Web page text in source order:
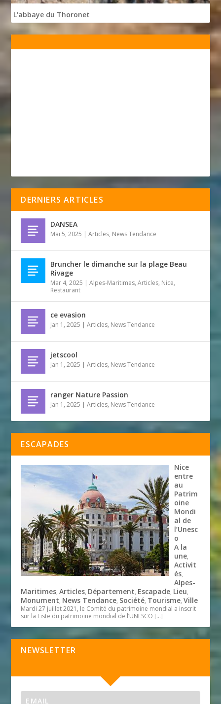
L'abbaye du Thoronet
DERNIERS ARTICLES
DANSEA
Mai 5, 2025 |Articles, News Tendance
Bruncher le dimanche sur la plage Beau
Rivage
Mar 4, 2025 |Alpes-Maritimes,Articles, Nice,
Restaurant
ce evasion
Jan 1, 2025 |Articles, News Tendance
jetscool
Jan 1, 2025 |Articles, News Tendance
ranger Nature Passion
Jan 1, 2025 |Articles, News Tendance
ESCAPADES
Nice
entre
au
Patrim
oine
Mondi
al de
l’Unesc
o
A la
une,
Activit
és,
Alpes-
Maritimes,Articles, Département, Escapade, Lieu,
Monument, News Tendance, Société, Tourisme,Ville
Mardi 27 juillet 2021, le Comité du patrimoine mondial a inscrit
sur la Liste du patrimoine mondial de l’UNESCO […]
NEWSLETTER